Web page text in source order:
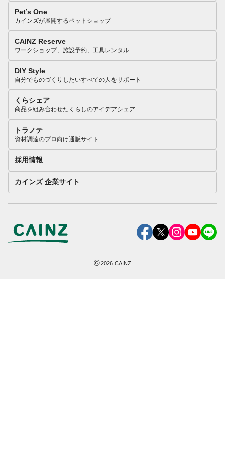
Pet’s One
カインズが展開するペットショップ
CAINZ Reserve
ワークショップ、施設予約、工具レンタル
DIY Style
自分でものづくりしたいすべての人をサポート
くらシェア
商品を組み合わせたくらしのアイデアシェア
トラノテ
資材調達のプロ向け通販サイト
採用情報
カインズ 企業サイト
©2026 CAINZ